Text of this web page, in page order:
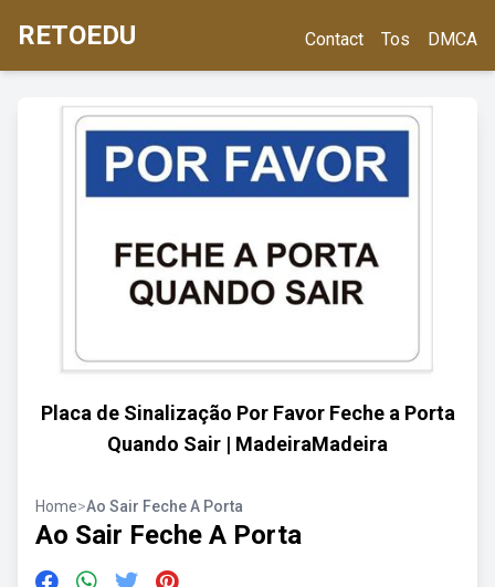
RETOEDU Contact Tos DMCA
Placa de Sinalização Por Favor Feche a Porta
Quando Sair | MadeiraMadeira
Home>Ao Sair Feche A Porta
Ao Sair Feche A Porta